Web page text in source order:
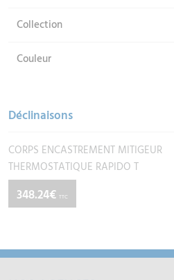
Collection
Couleur
Déclinaisons
CORPS ENCASTREMENT MITIGEUR
THERMOSTATIQUE RAPIDO T
348.24€ TTC